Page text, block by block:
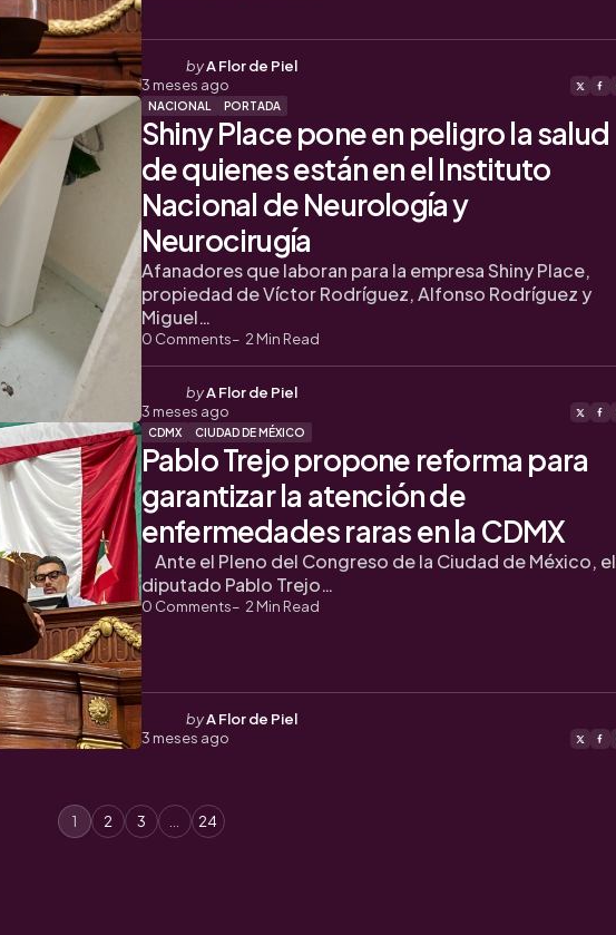
Posted
by
byA Flor de Piel
3 meses ago
NACIONAL PORTADA
Shiny Place pone en peligro la salud
de quienes están en el Instituto
Nacional de Neurología y
Neurocirugía
0 Comments 2 Min Read
Afanadores que laboran para la empresa Shiny Place,
propiedad de Víctor Rodríguez, Alfonso Rodríguez y
Miguel…
Posted
by
byA Flor de Piel
3 meses ago
CDMX CIUDAD DE MÉXICO
Pablo Trejo propone reforma para
garantizar la atención de
enfermedades raras en la CDMX
0 Comments 2 Min Read
Ante el Pleno del Congreso de la Ciudad de México, el
diputado Pablo Trejo…
Posted
by
byA Flor de Piel
3 meses ago
1 2 3 24